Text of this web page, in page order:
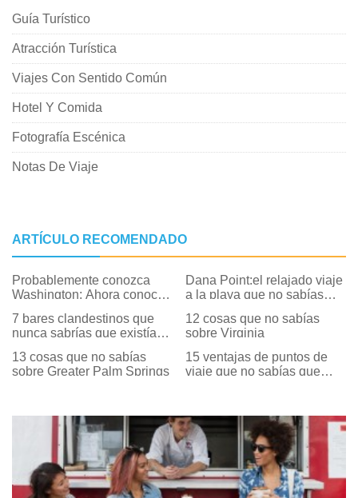
Guía Turístico
Atracción Turística
Viajes Con Sentido Común
Hotel Y Comida
Fotografía Escénica
Notas De Viaje
ARTÍCULO RECOMENDADO
Probablemente conozca
Washington; Ahora conoce
Dana Point:el relajado viaje
a la playa que no sabías
7 bares clandestinos que
nunca sabrías que existían
12 cosas que no sabías
sobre Virginia
13 cosas que no sabías
sobre Greater Palm Springs
15 ventajas de puntos de
viaje que no sabías que